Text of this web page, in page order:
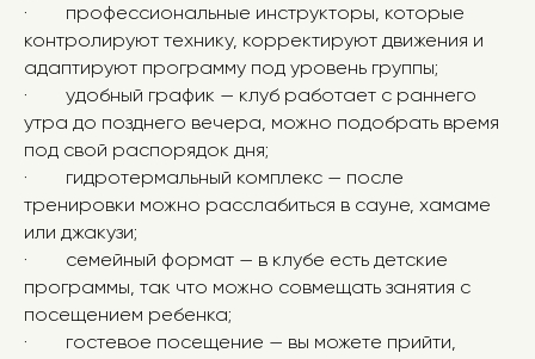
· профессиональные инструкторы, которые
контролируют технику, корректируют движения и
адаптируют программу под уровень группы;
· удобный график — клуб работает с раннего
утра до позднего вечера, можно подобрать время
под свой распорядок дня;
· гидротермальный комплекс — после
тренировки можно расслабиться в сауне, хамаме
или джакузи;
· семейный формат — в клубе есть детские
программы, так что можно совмещать занятия с
посещением ребенка;
· гостевое посещение — вы можете прийти,